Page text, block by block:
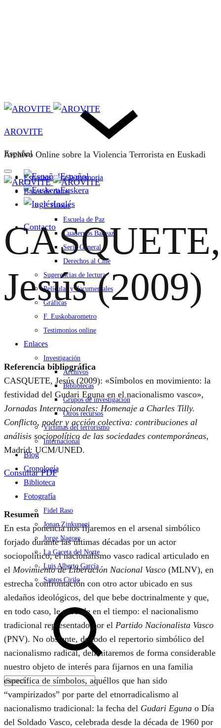
Español
Español
Euskera
Inglés
Contacto
AROVITE
Archivo Online sobre la Violencia Terrorista en Euskadi
Espacios para la memoria
Bases de datos
F. Bakeaz
Escuela de Paz
Cuadernos Bakeaz
Serie General
Derechos al Cine
Sugerencias de lectura
Películas y documentales
Gráficas
F. Euskobarometro
Testimonios online
Enlaces
Investigación
Archivos
Bibliotecas
Grupos de investigación
Otros recursos
Víctimas del terrorismo
Internacional
Blog
Cronología
Biblioteca
Fotografía
Fidel Raso
Jonan Zinkunegi
Jorge Nagore
La Gaceta del Norte
Luis Alberto García
Santos Cirilo
Search
CASQUETE,
Jesús (2009)
Referencia bibliográfica
CASQUETE, Jesús (2009): «Símbolos en movimiento: la
festividad del Gudari Eguna en el nacionalismo vasco»,
Jornadas Internacionales: Homenaje a Charles Tilly.
Conflicto, poder y acción colectiva: contribuciones al
análisis sociopolítico de las sociedades contemporáneas,
Madrid: UCM/UNED.
Consultar PDF
Resumen
En esta ponencia nos fijaremos en el arsenal simbólico
forjado durante las últimas décadas por un actor
sociopolítico, el nacionalismo vasco radical articulado en
el Movimiento de Liberación Nacional Vasco (MLNV), en
estrecha confrontación con otro actor ubicado en sus
aledaños ideológicos, del que bebe doctrinalmente y que,
en todo caso, le precede en el tiempo: el nacionalismo
tradicional representado por el Partido Nacionalista Vasco
(PNV). No obstante, de todo el repertorio simbólico del
nacionalismo radical, delimitaremos de forma considerable
nuestro objeto de interés para fijarnos en una familia
específica de símbolos, aquéllos que han sido
“vampirizados” por parte del etnorradicalismo al
nacionalismo tradicional: la fecha del Gudari Eguna o Día
del Soldado Vasco, celebrada desde la década de 1960 por